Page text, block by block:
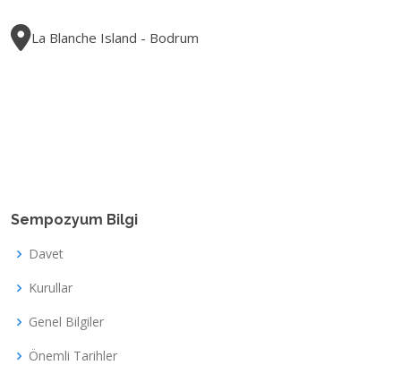
La Blanche Island - Bodrum
Sempozyum Bilgi
Davet
Kurullar
Genel Bilgiler
Önemli Tarihler